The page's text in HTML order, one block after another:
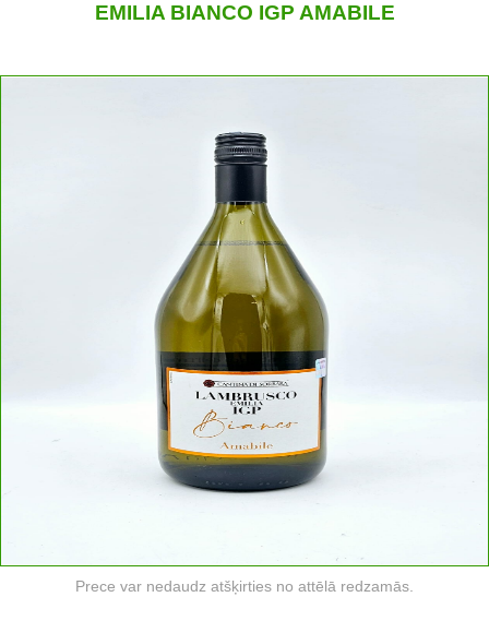
EMILIA BIANCO IGP AMABILE
Prece var nedaudz atšķirties no attēlā redzamās.